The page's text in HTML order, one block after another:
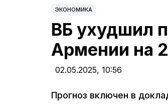
ЭКОНОМИКА
ВБ ухудшил
Армении на
02.05.2025, 10:56
Прогноз включен в